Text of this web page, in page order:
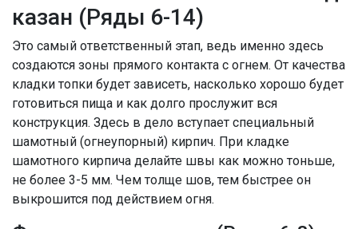
казан (Ряды 6-14)
Это самый ответственный этап, ведь именно здесь
создаются зоны прямого контакта с огнем. От качества
кладки топки будет зависеть, насколько хорошо будет
готовиться пища и как долго прослужит вся
конструкция. Здесь в дело вступает специальный
шамотный (огнеупорный) кирпич. При кладке
шамотного кирпича делайте швы как можно тоньше,
не более 3-5 мм. Чем толще шов, тем быстрее он
выкрошится под действием огня.